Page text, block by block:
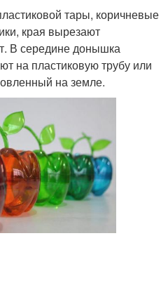
тары, коричневые
края вырезают
В середине донышка
на пластиковую трубу или
на земле.